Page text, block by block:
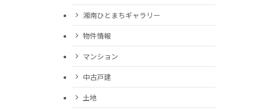
湘南ひとまちギャラリー
物件情報
マンション
中古戸建
土地